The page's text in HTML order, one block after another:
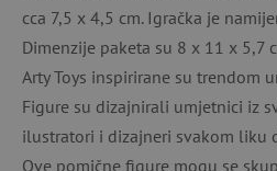
cca 7,5 x 4,5 cm. Igračka je
Dimenzije paketa su 8 x 11 x 5,7
Arty Toys inspirirane su trendom
Figure su dizajnirali umjetnici iz
ilustratori i dizajneri svakom liku
Ove pomične figure mogu se